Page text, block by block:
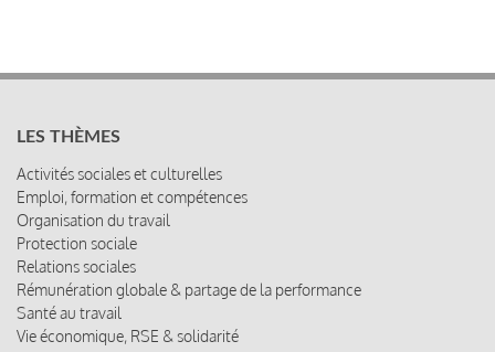
LES THÈMES
Activités sociales et culturelles
Emploi, formation et compétences
Organisation du travail
Protection sociale
Relations sociales
Rémunération globale & partage de la performance
Santé au travail
Vie économique, RSE & solidarité